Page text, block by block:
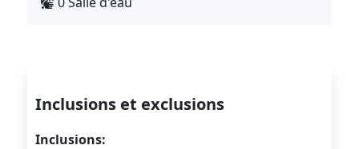
Inclusions et exclusions
Inclusions: